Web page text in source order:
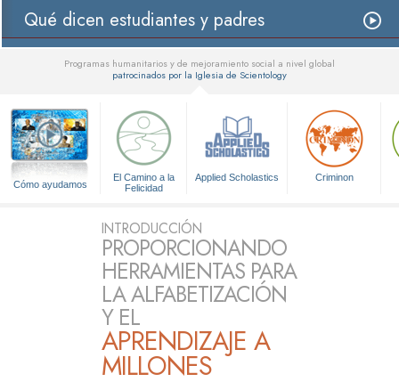
Qué dicen estudiantes y padres
Programas humanitarios y de mejoramiento social a nivel global
patrocinados por la Iglesia de Scientology
Cómo ayudamos
El Camino a la
Felicidad
Applied Scholastics Criminon
INTRODUCCIÓN
PROPORCIONANDO
HERRAMIENTAS PARA
LA ALFABETIZACIÓN
Y EL
APRENDIZAJE A
MILLONES